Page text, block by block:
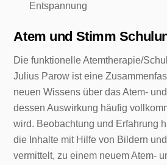
Entspannung
Atem und Stimm
Die funktionelle Atemtherapie/
Julius Parow ist eine
neuen Wissens über das Atem-
dessen Auswirkung häufig
wird. Beobachtung und Erfahrung
die Inhalte mit Hilfe von Bildern
vermittelt, zu einem neuem Atem-